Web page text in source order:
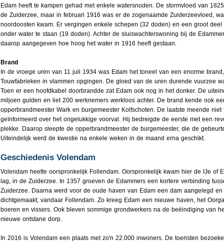
Edam heeft te kampen gehad met enkele watersnoden. De stormvloed van
de Zuiderzee, maar in februari 1916 was er de zogenaamde Zuiderzeevloed,
noordoosten kwam. Er vergingen enkele schepen (32 doden) en een groot
onder water te staan (19 doden). Achter de sluiswachterswoning bij de
daarop aangegeven hoe hoog het water in 1916 heeft gestaan.
Brand
In de vroege uren van 11 juli 1934 was Edam het toneel van een enorme
Touwfabrieken in vlammen opgingen. De gloed van de uren durende vuurzee
Toen er een hoofdkabel doorbrandde zat Edam ook nog in het donker. De
miljoen gulden en liet 200 werknemers werkloos achter. De brand kende ook
opperbrandmeester Wark en burgemeester Kolfschoten. De laatste meende
geïnformeerd over het ongelukkige voorval. Hij bedreigde de eerste met een
plekke. Daarop sleepte de opperbrandmeester de burgemeester, die de
Uiteindelijk werd de kwestie na enkele weken in de maand erna geschikt.
Geschiedenis Volendam
Volendam heette oorspronkelijk Follendam. Oorspronkelijk kwam hier de IJe of
lag, in de Zuiderzee. In 1357 groeven de Edammers een kortere verbinding
Zuiderzee. Daarna werd voor de oude haven van Edam een dam aangelegd
dichtgemaakt; vandaar Follendam. Zo kreeg Edam een nieuwe haven, het
boeren en vissers. Ook bleven sommige grondwerkers na de beëindiging van
nieuwe ontstane dorp.
In 2016 is Volendam een plaats met zo'n 22.000 inwoners. De toeristen